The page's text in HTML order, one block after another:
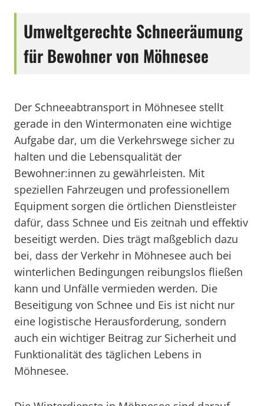
Umweltgerechte Schneeräumung
für Bewohner von Möhnesee
Der Schneeabtransport in Möhnesee stellt
gerade in den Wintermonaten eine wichtige
Aufgabe dar, um die Verkehrswege sicher zu
halten und die Lebensqualität der
Bewohner:innen zu gewährleisten. Mit
speziellen Fahrzeugen und professionellem
Equipment sorgen die örtlichen Dienstleister
dafür, dass Schnee und Eis zeitnah und effektiv
beseitigt werden. Dies trägt maßgeblich dazu
bei, dass der Verkehr in Möhnesee auch bei
winterlichen Bedingungen reibungslos fließen
kann und Unfälle vermieden werden. Die
Beseitigung von Schnee und Eis ist nicht nur
eine logistische Herausforderung, sondern
auch ein wichtiger Beitrag zur Sicherheit und
Funktionalität des täglichen Lebens in
Möhnesee.